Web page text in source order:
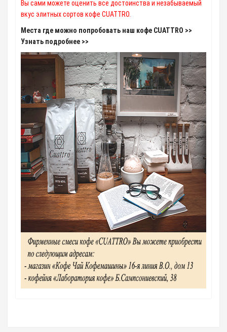
Вы сами можете оценить все достоинства и незабываемый
вкус элитных сортов кофе CUATTRO.
Места где можно попробовать наш кофе CUATTRO >>
Узнать подробнее >>